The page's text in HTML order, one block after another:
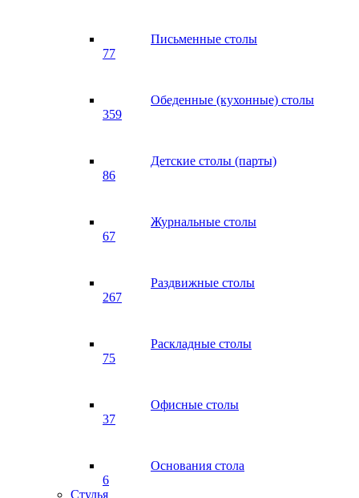
Письменные столы
77
Обеденные (кухонные) столы
359
Детские столы (парты)
86
Журнальные столы
67
Раздвижные столы
267
Раскладные столы
75
Офисные столы
37
Основания стола
6
Стулья